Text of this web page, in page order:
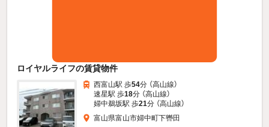
ロイヤルライフの賃貸物件
西富山駅 歩54分 （高山線）
速星駅 歩18分 （高山線）
婦中鵜坂駅 歩21分 （高山線）
富山県富山市婦中町下轡田